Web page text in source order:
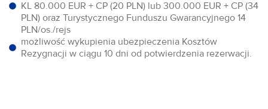
KL 80.000 EUR + CP (20 PLN) lub 300.000 EUR + CP (34
PLN) oraz Turystycznego Funduszu Gwarancyjnego 14
PLN/os./rejs
możliwość wykupienia ubezpieczenia Kosztów
Rezygnacji w ciągu 10 dni od potwierdzenia rezerwacji.